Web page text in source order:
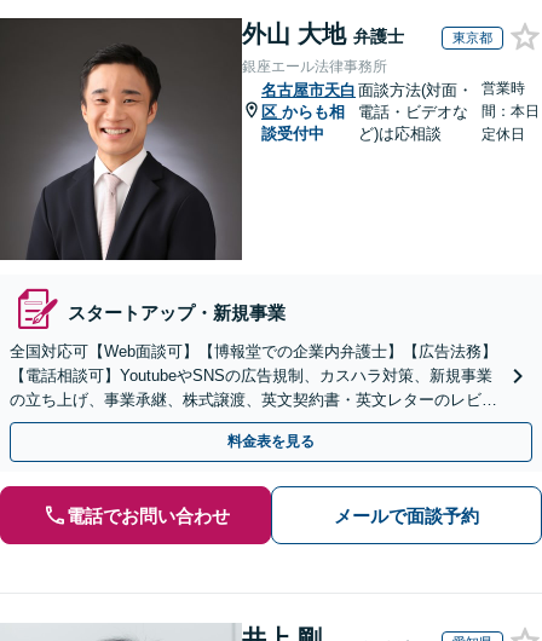
外山 大地 弁護士 東京都
銀座エール法律事務所
名古屋市天白
区 からも相
談受付中
面談方法(対面・
電話・ビデオな
ど)は応相談
営業時
間：本日
定休日
スタートアップ・新規事業
全国対応可【Web面談可】【博報堂での企業内弁護士】【広告法務】
【電話相談可】YoutubeやSNSの広告規制、カスハラ対策、新規事業
の立ち上げ、事業承継、株式譲渡、英文契約書・英文レターのレビュ
ー・ドラフトなどに対応。
料金表を見る
電話でお問い合わせ メールで面談予約